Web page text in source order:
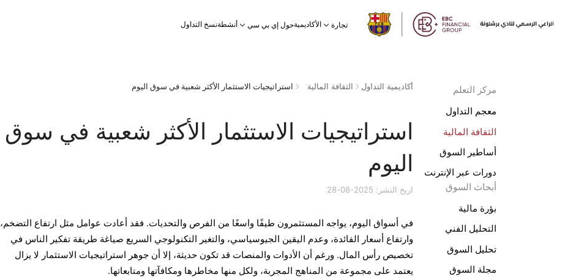
تجارة الأكاديميةحول إي بي سي أنشطةنسخ التداول
مركز التعلم
معجم التداول
الثقافة المالية
أساطير السوق
دورات عبر الإنترنت
أبحاث السوق
بؤرة مالية
التحليل الفني
تحليل السوق
مجلة السوق
أكاديمية التداول الثقافة المالية استراتيجيات الاستثمار الأكثر شعبية في سوق اليوم
استراتيجيات الاستثمار الأكثر شعبية في سوق
اليوم
اريخ النشر: 2025-08-28
في أسواق اليوم، يواجه المستثمرون طيفًا واسعًا من الفرص والتحديات. فقد أعادت عوامل مثل ارتفاع التضخم،
وارتفاع أسعار الفائدة، وعدم اليقين الجيوسياسي، والتغير التكنولوجي السريع صياغة طريقة تفكير الناس في
تخصيص رأس المال. ورغم أن الأدوات والمنصات قد تكون حديثة، إلا أن جوهر استراتيجيات الاستثمار لا يزال
يعتمد على مجموعة من المناهج المجربة، ولكل منها مخاطرها ومكافآتها ومتابعاتها.